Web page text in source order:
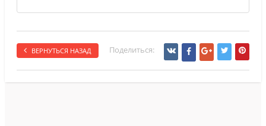
ВЕРНУТЬСЯ НАЗАД Поделиться: